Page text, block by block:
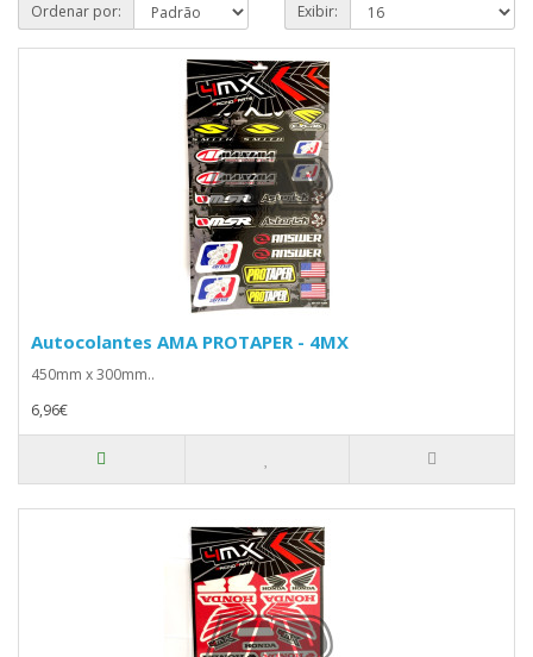
Ordenar por: Exibir:
Autocolantes AMA PROTAPER - 4MX
450mm x 300mm..
6,96€